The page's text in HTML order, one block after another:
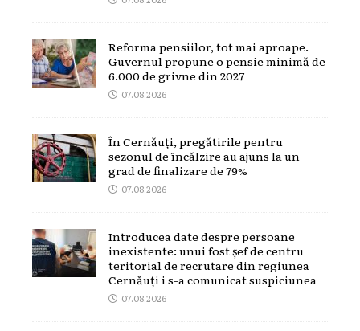
Reforma pensiilor, tot mai aproape.
Guvernul propune o pensie minimă de
6.000 de grivne din 2027
07.08.2026
În Cernăuți, pregătirile pentru
sezonul de încălzire au ajuns la un
grad de finalizare de 79%
07.08.2026
Introducea date despre persoane
inexistente: unui fost șef de centru
teritorial de recrutare din regiunea
Cernăuți i s-a comunicat suspiciunea
07.08.2026